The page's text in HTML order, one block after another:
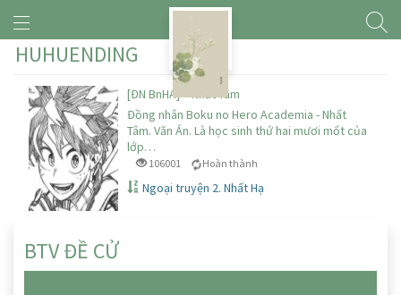
HUHUENDING
[ĐN BnHA] – Nhất Tâm
Đồng nhân Boku no Hero Academia - Nhất
Tâm. Văn Án. Là học sinh thứ hai mươi mốt của
lớp…
106001 Hoàn thành
Ngoại truyện 2. Nhất Hạ
BTV ĐỀ CỬ